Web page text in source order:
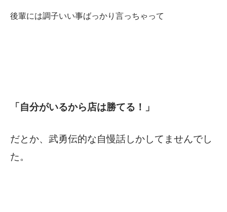
後輩には調子いい事ばっかり言っちゃって
「自分がいるから店は勝てる！」
だとか、武勇伝的な自慢話しかしてませんでし
た。